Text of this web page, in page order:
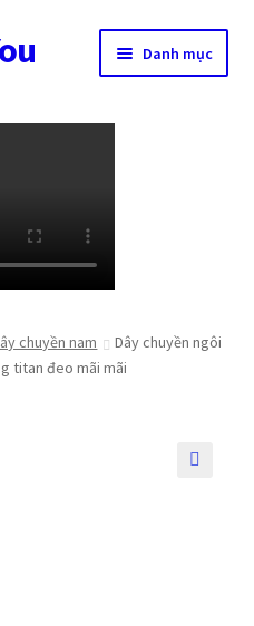
Danh mục
chuyền nam
Dây chuyền ngôi
titan đeo mãi mãi